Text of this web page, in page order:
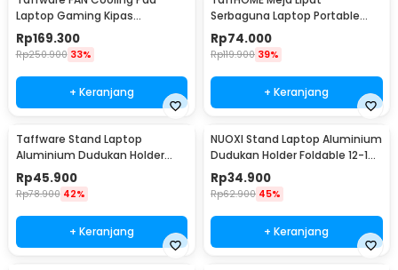
Laptop Gaming Kipas
Pendingin 5 Fan 17 Inch - K5
Rp169.300
Rp250.900 33%
+ Keranjang
Serbaguna Laptop Portable
Desk Minimalist Design - BO60
Rp74.000
Rp119.900 39%
+ Keranjang
Taffware Stand Laptop
Aluminium Dudukan Holder
Foldable Portable - IV012
Rp45.900
Rp78.900 42%
+ Keranjang
NUOXI Stand Laptop Aluminium
Dudukan Holder Foldable 12-17
Inch - N3
Rp34.900
Rp62.900 45%
+ Keranjang